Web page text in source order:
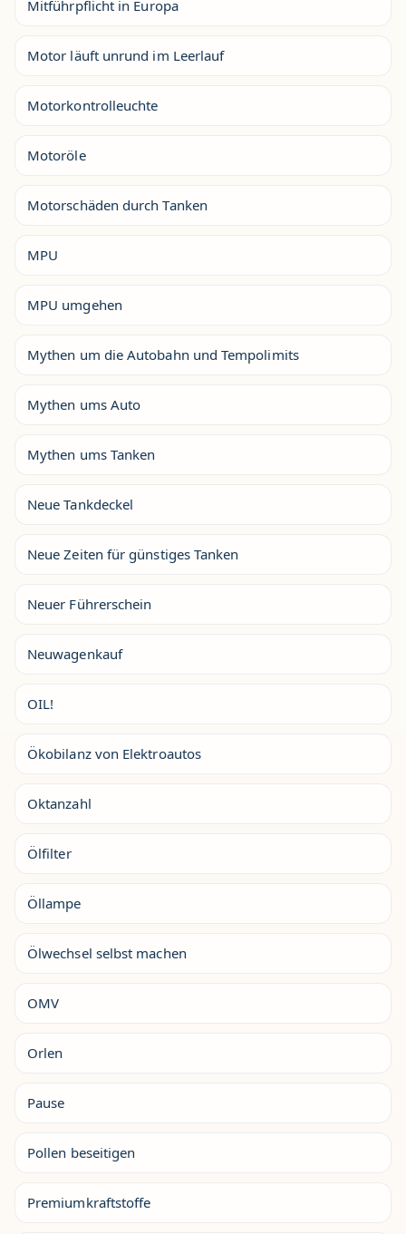
Mitführpflicht in Europa
Motor läuft unrund im Leerlauf
Motorkontrolleuchte
Motoröle
Motorschäden durch Tanken
MPU
MPU umgehen
Mythen um die Autobahn und Tempolimits
Mythen ums Auto
Mythen ums Tanken
Neue Tankdeckel
Neue Zeiten für günstiges Tanken
Neuer Führerschein
Neuwagenkauf
OIL!
Ökobilanz von Elektroautos
Oktanzahl
Ölfilter
Öllampe
Ölwechsel selbst machen
OMV
Orlen
Pause
Pollen beseitigen
Premiumkraftstoffe